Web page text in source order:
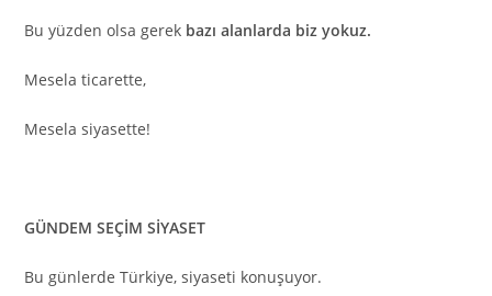
Bu yüzden olsa gerek bazı alanlarda biz yokuz.
Mesela ticarette,
Mesela siyasette!
GÜNDEM SEÇİM SİYASET
Bu günlerde Türkiye, siyaseti konuşuyor.